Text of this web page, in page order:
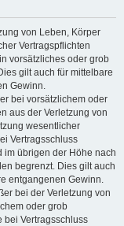
von Leben, Körper
Vertragspflichten
vorsätzliches oder grob
gilt auch für mittelbare
Gewinn.
bei vorsätzlichem oder
aus der Verletzung von
wesentlicher
Vertragsschluss
im übrigen der Höhe nach
begrenzt. Dies gilt auch
entgangenen Gewinn.
bei der Verletzung von
oder grob
bei Vertragsschluss